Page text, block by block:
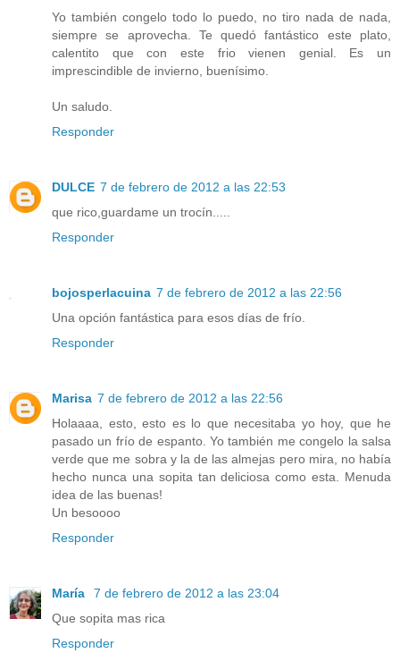
Yo también congelo todo lo puedo, no tiro nada de nada,
siempre se aprovecha. Te quedó fantástico este plato,
calentito que con este frio vienen genial. Es un
imprescindible de invierno, buenísimo.
Un saludo.
Responder
DULCE 7 de febrero de 2012 a las 22:53
que rico,guardame un trocín.....
Responder
bojosperlacuina 7 de febrero de 2012 a las 22:56
Una opción fantástica para esos días de frío.
Responder
Marisa 7 de febrero de 2012 a las 22:56
Holaaaa, esto, esto es lo que necesitaba yo hoy, que he
pasado un frío de espanto. Yo también me congelo la salsa
verde que me sobra y la de las almejas pero mira, no había
hecho nunca una sopita tan deliciosa como esta. Menuda
idea de las buenas!
Un besoooo
Responder
María
7 de febrero de 2012 a las 23:04
Que sopita mas rica
Responder